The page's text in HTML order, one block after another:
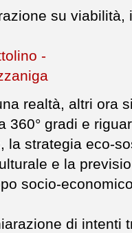
su
realtà, altri ora
360° gradi e
la strategia eco-
e la
socio-
di intenti